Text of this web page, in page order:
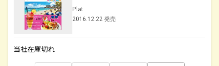
Plat
2016.12.22 発売
当社在庫切れ